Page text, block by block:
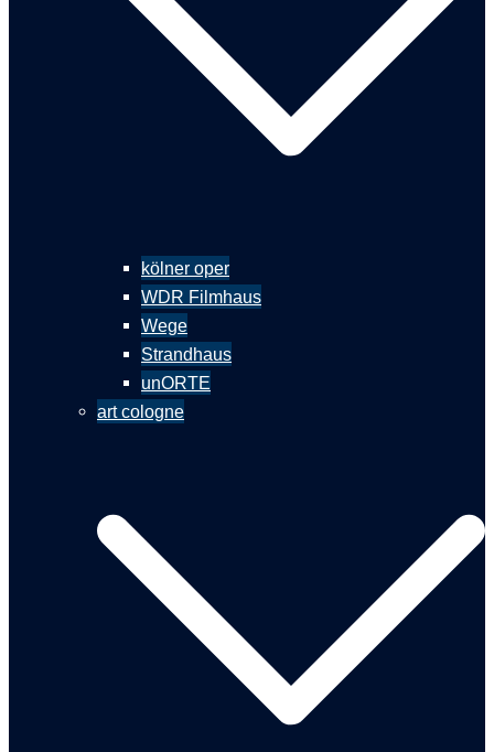
kölner oper
WDR Filmhaus
Wege
Strandhaus
unORTE
art cologne